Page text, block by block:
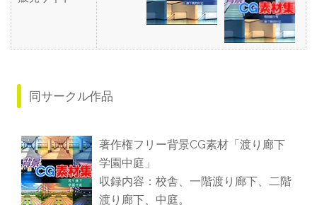
同サークル作品
著作権フリー背景CG素材「渡り廊下
学園中庭」
収録内容：校舎、一階渡り廊下、二階
渡り廊下、中庭。